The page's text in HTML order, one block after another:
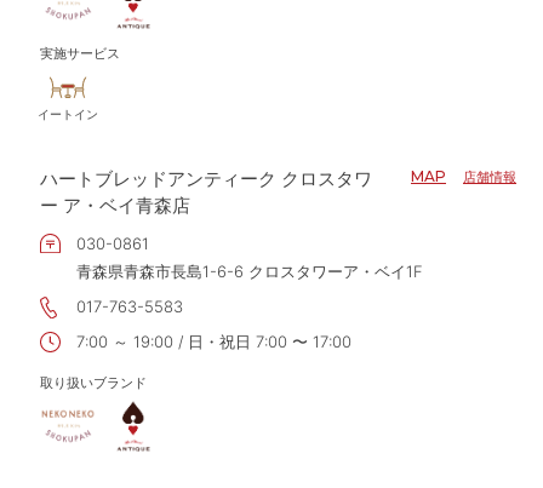
実施サービス
イートイン
ハートブレッドアンティーク クロスタワ
ー ア・ベイ青森店
MAP 店舗情報
030-0861
青森県青森市長島1-6-6 クロスタワーア・ベイ1F
017-763-5583
7:00 ～ 19:00 / 日・祝日 7:00 〜 17:00
取り扱いブランド